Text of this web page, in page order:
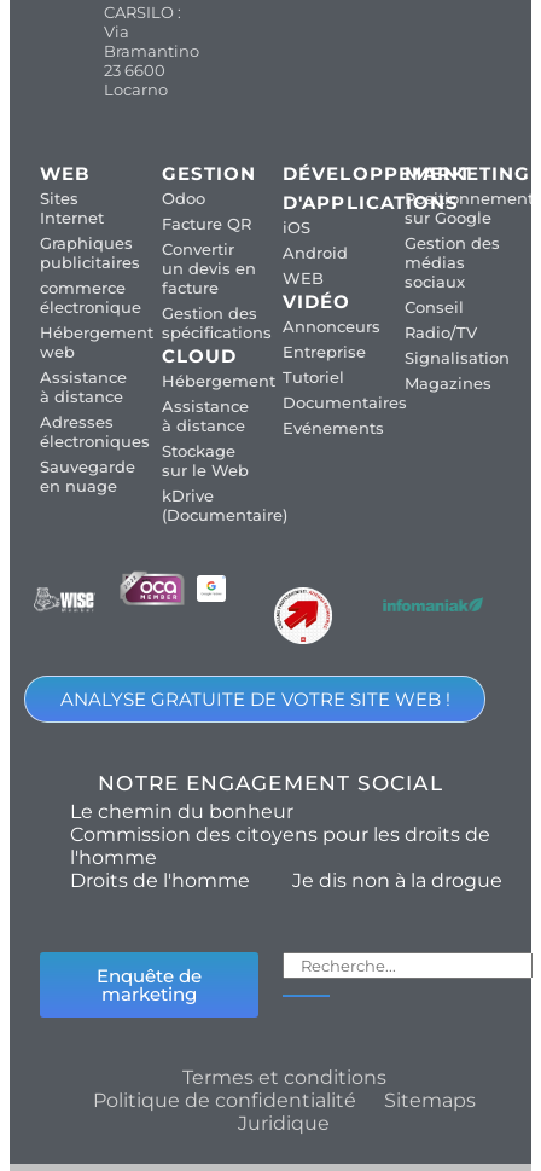
CARSILO :
Via
Bramantino
23 6600
Locarno
WEB
Sites
Internet
Graphiques
publicitaires
commerce
électronique
Hébergement
web
Assistance
à distance
Adresses
électroniques
Sauvegarde
en nuage
GESTION
Odoo
Facture QR
Convertir
un devis en
facture
Gestion des
spécifications
CLOUD
Hébergement
Assistance
à distance
Stockage
sur le Web
kDrive
(Documentaire)
DÉVELOPPEMENT
D'APPLICATIONS
iOS
Android
WEB
VIDÉO
Annonceurs
Entreprise
Tutoriel
Documentaires
Evénements
MARKETING
Positionnement
sur Google
Gestion des
médias
sociaux
Conseil
Radio/TV
Signalisation
Magazines
ANALYSE GRATUITE DE VOTRE SITE WEB !
NOTRE ENGAGEMENT SOCIAL
Le chemin du bonheur
Commission des citoyens pour les droits de
l'homme
Droits de l'homme
Je dis non à la drogue
Enquête de
marketing
Termes et conditions
Politique de confidentialité
Sitemaps
Juridique